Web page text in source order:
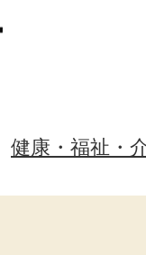
健康・福祉・